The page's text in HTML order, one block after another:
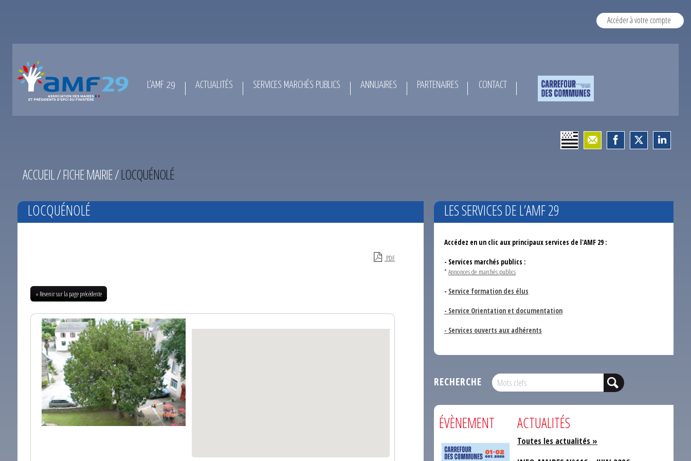
Accéder à votre compte
L’AMF 29 ACTUALITÉS SERVICES MARCHÉS PUBLICS ANNUAIRES PARTENAIRES CONTACT
ACCUEIL/FICHE MAIRIE/LOCQUÉNOLÉ
LOCQUÉNOLÉ
PDF
« Revenir sur la page précédente
LES SERVICES DE L’AMF 29
Accédez en un clic aux principaux services de l'AMF 29 :
- Services marchés publics :
*Annonces de marchés publics
- Service formation des élus
- Service Orientation et documentation
- Services ouverts aux adhérents
RECHERCHE
ÉVÈNEMENT ACTUALITÉS
Toutes les actualités »